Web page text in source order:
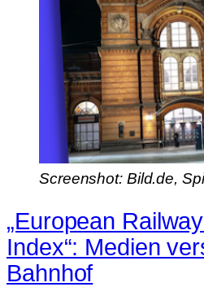
Screenshot: Bild.de,
„European
Index“: Medien
Bahnhof